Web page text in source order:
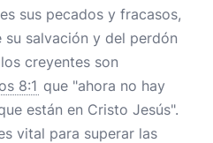
sus pecados y fracasos,
salvación y del perdón
creyentes son
8:1 que "ahora no hay
están en Cristo Jesús".
vital para superar las